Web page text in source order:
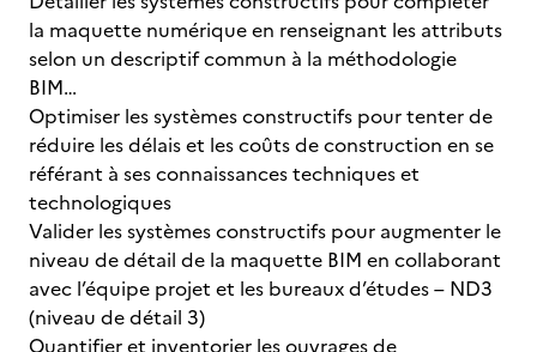
la maquette numérique en renseignant les attributs
selon un descriptif commun à la méthodologie
BIM…
Optimiser les systèmes constructifs pour tenter de
réduire les délais et les coûts de construction en se
référant à ses connaissances techniques et
technologiques
Valider les systèmes constructifs pour augmenter le
niveau de détail de la maquette BIM en collaborant
avec l’équipe projet et les bureaux d’études – ND3
(niveau de détail 3)
Quantifier et inventorier les ouvrages de